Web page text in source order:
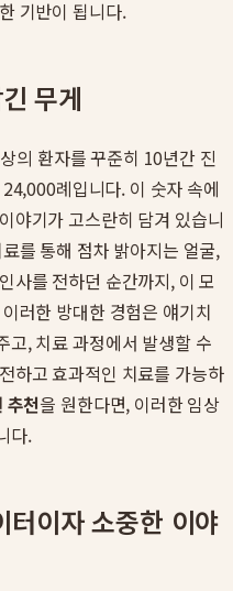
기반이 됩니다.
무게
의 환자를 꾸준히 10년간 진
례입니다. 이 숫자 속에
야기가 고스란히 담겨 있습니
를 통해 점차 밝아지는 얼굴,
사를 전하던 순간까지, 이 모
러한 방대한 경험은 얘기치
고, 치료 과정에서 발생할 수
하고 효과적인 치료를 가능하
추천을 원한다면, 이러한 임상
다.
이자 소중한 이야